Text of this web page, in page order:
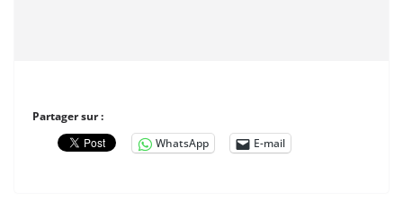
Partager sur :
WhatsApp
E-mail